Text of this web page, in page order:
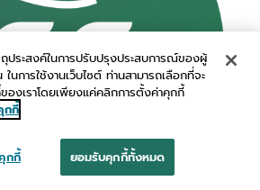
ประสงค์ในการปรับปรุงประสบการณ์ของผู้
นการใช้งานเว็บไซต์ ท่านสามารถเลือกที่จะ
งเราโดยเพียงแค่คลิกการตั้งค่าคุกกี้
กกี้
กกี้ ยอมรับคุกกี้ทั้งหมด